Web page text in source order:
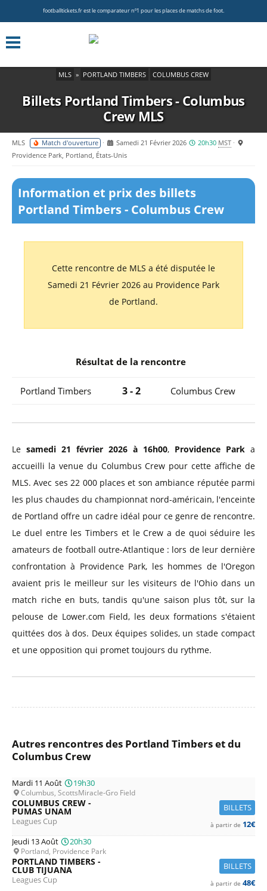
footballtickets.fr est le comparateur nº1 pour les places de matchs de foot.
MLS » PORTLAND TIMBERS COLUMBUS CREW
Billets Portland Timbers - Columbus
CrewMLS
MLS Match d'ouverture Samedi 21 Février 2026 20h30 MST
Providence Park, Portland, États-Unis
Information et prix des billets
Portland Timbers - Columbus Crew
Cette rencontre de MLS a été disputée le
Samedi 21 Février 2026 au Providence Park
de Portland.
Résultat de la rencontre
Portland Timbers 3 - 2 Columbus Crew
Le samedi 21 février 2026 à 16h00, Providence Park a
accueilli la venue du Columbus Crew pour cette affiche de
MLS. Avec ses 22 000 places et son ambiance réputée parmi
les plus chaudes du championnat nord-américain, l'enceinte
de Portland offre un cadre idéal pour ce genre de rencontre.
Le duel entre les Timbers et le Crew a de quoi séduire les
amateurs de football outre-Atlantique : lors de leur dernière
confrontation à Providence Park, les hommes de l'Oregon
avaient pris le meilleur sur les visiteurs de l'Ohio dans un
match riche en buts, tandis qu'une saison plus tôt, sur la
pelouse de Lower.com Field, les deux formations s'étaient
quittées dos à dos. Deux équipes solides, un stade compact
et une opposition qui promet toujours du rythme.
Autres rencontres des Portland Timbers et du
Columbus Crew
Mardi 11 Août 19h30
Columbus, ScottsMiracle-Gro Field
BILLETS
COLUMBUS CREW -
PUMAS UNAM
Leagues Cup à partir de 12€
Jeudi 13 Août
20h30
Portland, Providence Park
BILLETS
PORTLAND TIMBERS -
CLUB TIJUANA
Leagues Cup à partir de 48€